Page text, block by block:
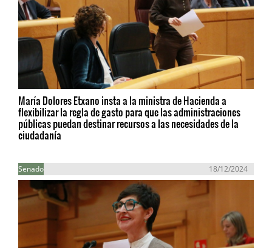
María Dolores Etxano insta a la ministra de Hacienda a
flexibilizar la regla de gasto para que las administraciones
públicas puedan destinar recursos a las necesidades de la
ciudadanía
Senado 18/12/2024